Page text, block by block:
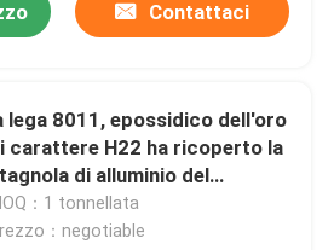
Contattaci
lega 8011, epossidico dell'oro
carattere H22 ha ricoperto la
di alluminio del
d'aria per le
dell'aletta nella bobina
：1 tonnellata
：negotiable